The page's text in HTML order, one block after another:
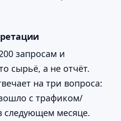
запросам и
сырьё, а не отчёт.
на три вопроса:
с трафиком/
следующем месяце.